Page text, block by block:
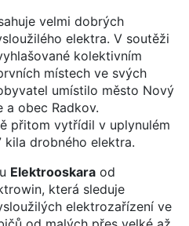
velmi dobrých
elektra. V soutěži
kolektivním
místech ve svých
umístilo město Nový
a obec Radkov.
přitom vytřídil v uplynulém
kila drobného elektra.
Elektrooskara od
která sleduje
elektrozařízení ve